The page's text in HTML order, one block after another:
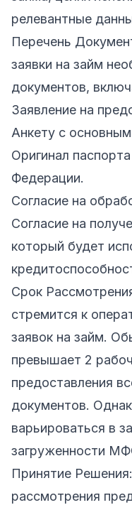
релевантные
Перечень
заявки на займ
документов,
Заявление на
Анкету с
Оригинал
Федерации.
Согласие на
Согласие на
который будет
Срок
стремится к
заявок на займ.
превышает 2
предоставления
документов.
варьироваться в
загруженности
Принятие
рассмотрения